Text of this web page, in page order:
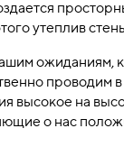
утеплив
проводим
высокое на
о нас